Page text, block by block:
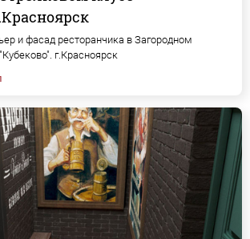
и фасад ресторанчика в Загородном
г.Красноярск